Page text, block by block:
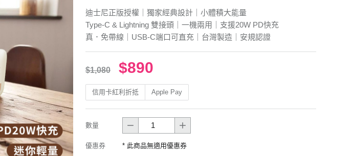
迪士尼正版授權｜獨家經典設計｜小體積大能量
Type-C & Lightning 雙接頭｜一機兩用｜支援20W PD快充
真．免帶線｜USB-C端口可直充｜台灣製造｜安規認證
$1,080 $890
信用卡紅利折抵 Apple Pay
數量
優惠券 * 此商品無適用優惠券